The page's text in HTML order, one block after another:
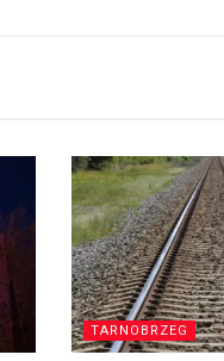
TARNOBRZEG